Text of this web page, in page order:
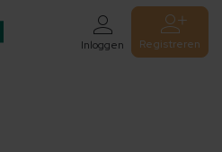
Inloggen Registreren